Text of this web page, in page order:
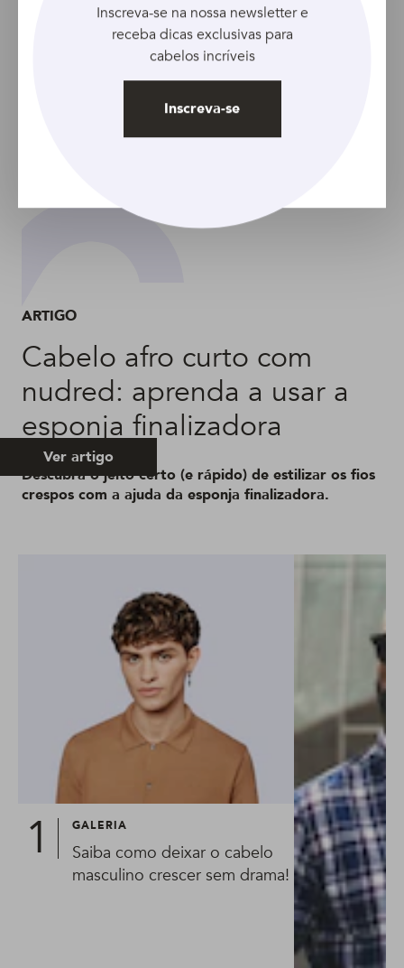
ARTIGO
Cabelo afro curto com
nudred: aprenda a usar a
esponja finalizadora
Descubra o jeito certo (e rápido) de estilizar os fios
crespos com a ajuda da esponja finalizadora.
Ver artigo
GALERIA
Saiba como deixar o cabelo
masculino crescer sem drama!
Inscreva-se na nossa newsletter e
receba dicas exclusivas para
cabelos incríveis
Inscreva-se